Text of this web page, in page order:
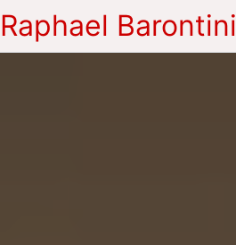
Raphael Barontini